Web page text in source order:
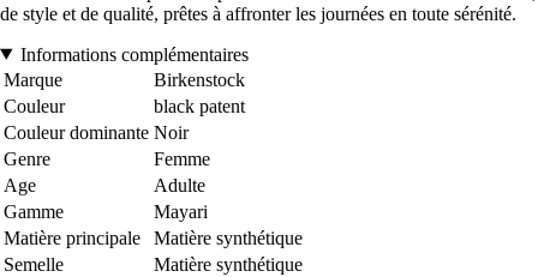
de style et de qualité, prêtes à affronter les journées en toute sérénité.
Informations complémentaires
Marque
Birkenstock
Couleur
black patent
Couleur dominante Noir
Genre
Femme
Age
Adulte
Gamme
Mayari
Matière principale
Matière synthétique
Semelle
Matière synthétique